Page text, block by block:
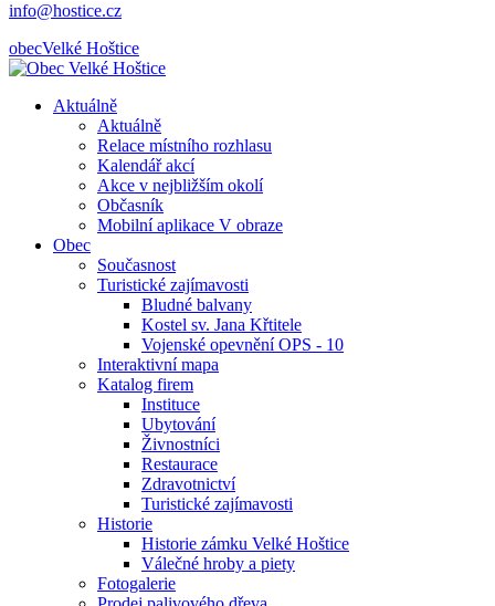
info@hostice.cz
obecVelké Hoštice
Aktuálně
Aktuálně
Relace místního rozhlasu
Kalendář akcí
Akce v nejbližším okolí
Občasník
Mobilní aplikace V obraze
Obec
Současnost
Turistické zajímavosti
Bludné balvany
Kostel sv. Jana Křtitele
Vojenské opevnění OPS - 10
Interaktivní mapa
Katalog firem
Instituce
Ubytování
Živnostníci
Restaurace
Zdravotnictví
Turistické zajímavosti
Historie
Historie zámku Velké Hoštice
Válečné hroby a piety
Fotogalerie